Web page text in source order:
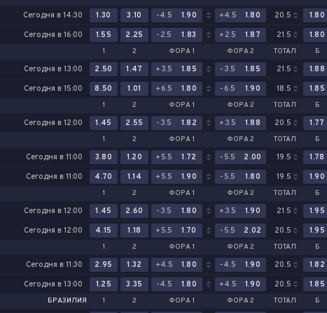
Сегодня в 14:30 1.30 3.10 -4.5 1.90 +4.5 1.80 20.5 1.80
Сегодня в 16:00 1.55 2.25 -2.5 1.83 +2.5 1.87 21.5 1.80
1 2 ФОРА 1 ФОРА 2 ТОТАЛ Б
Сегодня в 13:00 2.50 1.47 +3.5 1.85 -3.5 1.85 21.5 1.88
Сегодня в 15:00 8.50 1.01 +6.5 1.80 -6.5 1.90 18.5 1.85
1 2 ФОРА 1 ФОРА 2 ТОТАЛ Б
Сегодня в 12:00 1.45 2.55 -3.5 1.82 +3.5 1.88 20.5 1.77
1 2 ФОРА 1 ФОРА 2 ТОТАЛ Б
Сегодня в 11:00 3.80 1.20 +5.5 1.72 -5.5 2.00 19.5 1.78
Сегодня в 11:00 4.70 1.14 +5.5 1.90 -5.5 1.80 19.5 1.90
1 2 ФОРА 1 ФОРА 2 ТОТАЛ Б
Сегодня в 12:00 1.45 2.60 -3.5 1.80 +3.5 1.90 21.5 1.95
Сегодня в 12:00 4.15 1.18 +5.5 1.70 -5.5 2.02 20.5 1.95
1 2 ФОРА 1 ФОРА 2 ТОТАЛ Б
Сегодня в 11:30 2.95 1.32 +4.5 1.80 -4.5 1.90 20.5 1.82
Сегодня в 13:00 1.25 3.35 -4.5 1.80 +4.5 1.90 20.5 1.85
БРАЗИЛИЯ 1 2 ФОРА 1 ФОРА 2 ТОТАЛ Б